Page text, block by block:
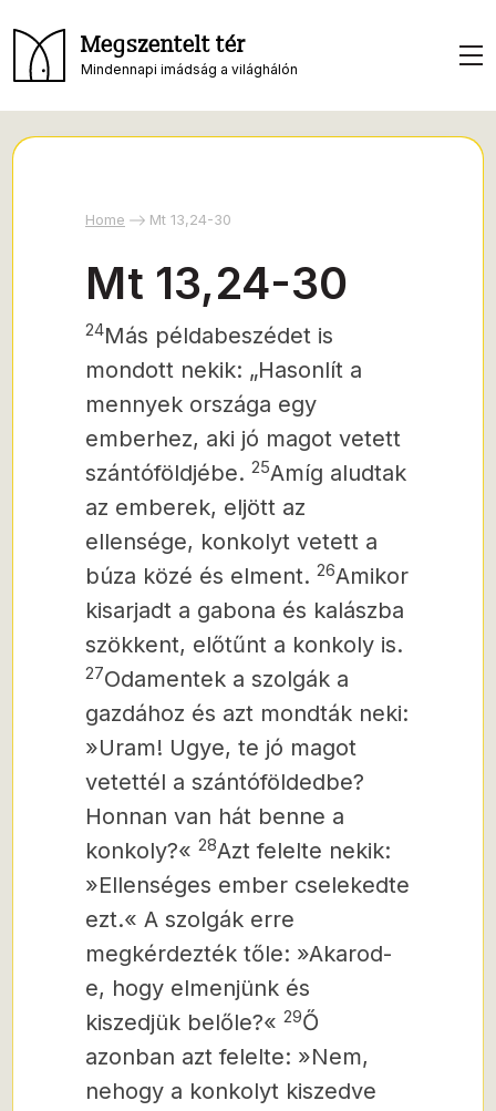
Megszentelt tér
Mindennapi imádság a világhálón
Home Mt 13,24-30
Mt 13,24-30
24Más példabeszédet is
mondott nekik: „Hasonlít a
mennyek országa egy
emberhez, aki jó magot vetett
szántóföldjébe. 25Amíg aludtak
az emberek, eljött az
ellensége, konkolyt vetett a
búza közé és elment. 26Amikor
kisarjadt a gabona és kalászba
szökkent, előtűnt a konkoly is.
27Odamentek a szolgák a
gazdához és azt mondták neki:
»Uram! Ugye, te jó magot
vetettél a szántóföldedbe?
Honnan van hát benne a
konkoly?« 28Azt felelte nekik:
»Ellenséges ember cselekedte
ezt.« A szolgák erre
megkérdezték tőle: »Akarod-
e, hogy elmenjünk és
kiszedjük belőle?« 29Ő
azonban azt felelte: »Nem,
nehogy a konkolyt kiszedve